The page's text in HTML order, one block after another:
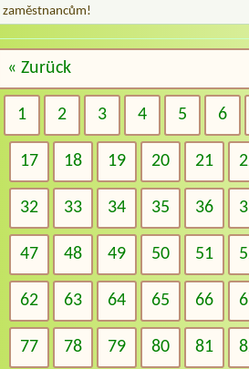
zaměstnancům!
« Zurück
1 2 3 4 5 6
17 18 19 20 21
32 33 34 35 36
47 48 49 50 51
62 63 64 65 66
77 78 79 80 81